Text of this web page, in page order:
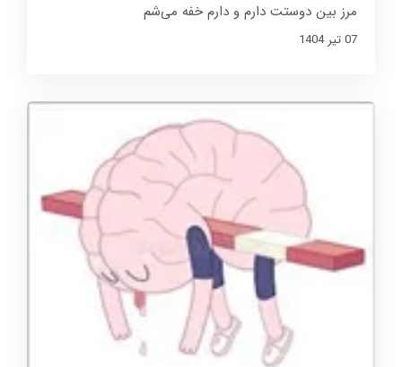
مرز بین دوستت دارم و دارم خفه می‌شم
07 تير 1404